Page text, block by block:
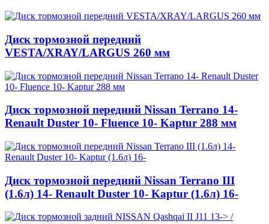
Диск тормозной передний
VESTA/XRAY/LARGUS 260 мм
Диск тормозной передний Nissan Terrano 14-
Renault Duster 10- Fluence 10- Kaptur 288 мм
Диск тормозной передний Nissan Terrano III
(1.6л) 14- Renault Duster 10- Kaptur (1.6л) 16-